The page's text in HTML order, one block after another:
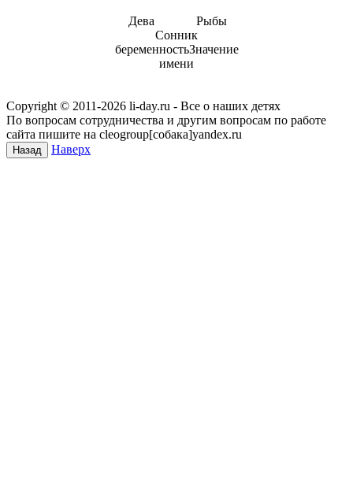
Дева
Рыбы
Сонник
беременностьЗначение
имени
Copyright © 2011-2026 li-day.ru - Все о наших детях
По вопросам сотрудничества и другим вопросам по работе
сайта пишите на cleogroup[собака]yandex.ru
Наверх